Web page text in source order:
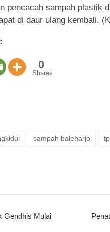
pencacah sampah plastik
di daur ulang kembali.
0
Shares
sampah baleharjo
Gendhis Mulai